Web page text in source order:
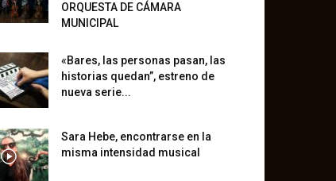
ORQUESTA DE CÁMARA
MUNICIPAL
«Bares, las personas pasan, las
historias quedan”, estreno de
nueva serie...
Sara Hebe, encontrarse en la
misma intensidad musical